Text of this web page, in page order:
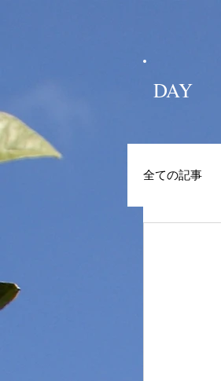
DAY
全ての記事